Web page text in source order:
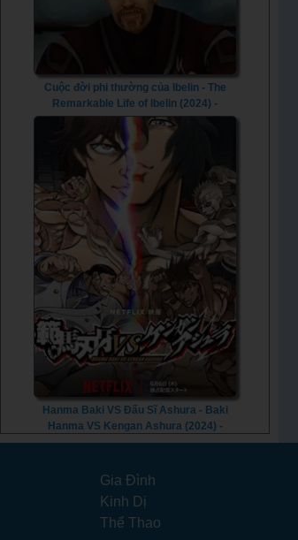
Cuộc đời phi thường của Ibelin - The
Remarkable Life of Ibelin (2024) -
Vietsub
Hanma Baki VS Đấu Sĩ Ashura - Baki
Hanma VS Kengan Ashura (2024) -
Vietsub
Gia Đình
Kinh Dị
Thể Thao